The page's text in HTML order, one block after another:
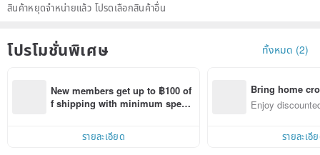
สินค้าหยุดจำหน่ายแล้ว โปรดเลือกสินค้าอื่น
โปรโมชั่นพิเศษ ทั้งหมด (2)
New members get up to ฿100 of
f shipping with minimum spen
within 7 days!
รายละเอียด
Bring home
n with ease
Enjoy
รายละเอี